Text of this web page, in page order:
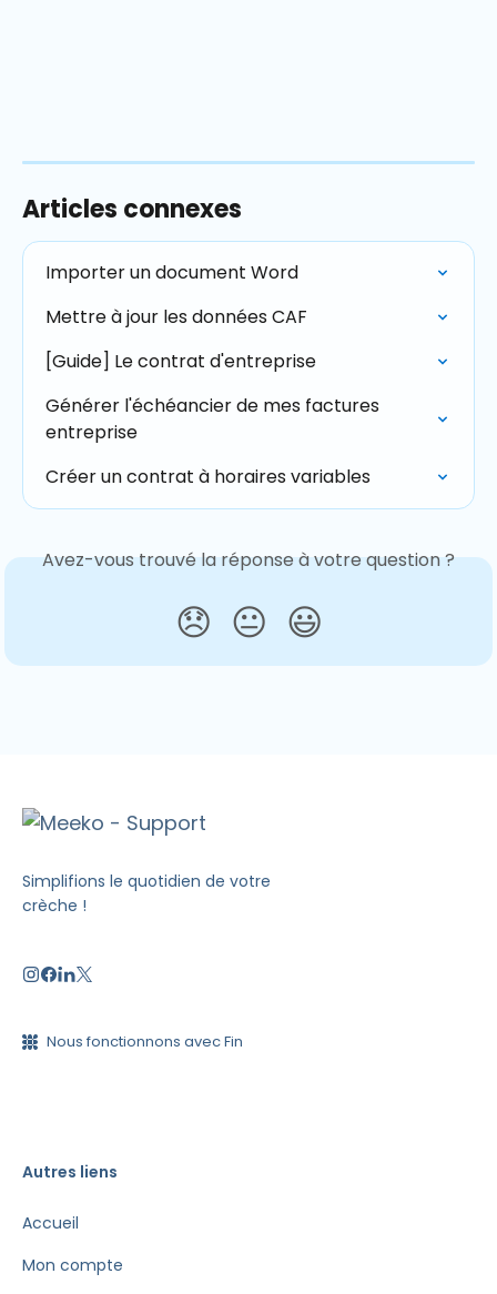
Articles connexes
Importer un document Word
Mettre à jour les données CAF
[Guide] Le contrat d'entreprise
Générer l'échéancier de mes factures
entreprise
Créer un contrat à horaires variables
Avez-vous trouvé la réponse à votre question ?
😞 😐 😃
Simplifions le quotidien de votre
crèche !
Nous fonctionnons avec Fin
Autres liens
Accueil
Mon compte